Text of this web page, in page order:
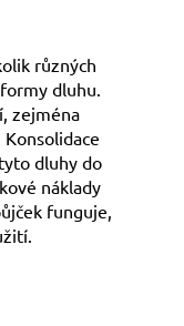
různých
dluhu.
zejména
dluhy do
náklady
funguje,